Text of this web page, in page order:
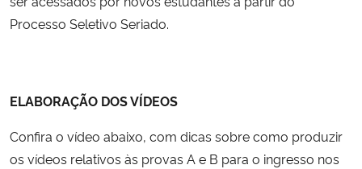
Processo Seletivo Seriado.
ELABORAÇÃO DOS VÍDEOS
Confira o vídeo abaixo, com dicas sobre como produzir
os vídeos relativos às provas A e B para o ingresso nos